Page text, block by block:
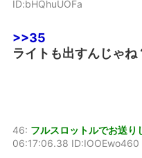
ID:bHQhuUOFa
>>35
ライトも出すんじゃね
46: フルスロットルでお送り
06:17:06.38 ID:IOOEwo460